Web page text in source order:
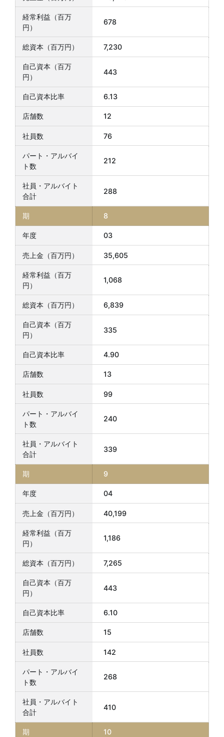
678
7,230
443
6.13
12
76
212
288
8
03
35,605
1,068
6,839
335
4.90
13
99
240
339
9
04
40,199
1,186
7,265
443
6.10
15
142
268
410
10